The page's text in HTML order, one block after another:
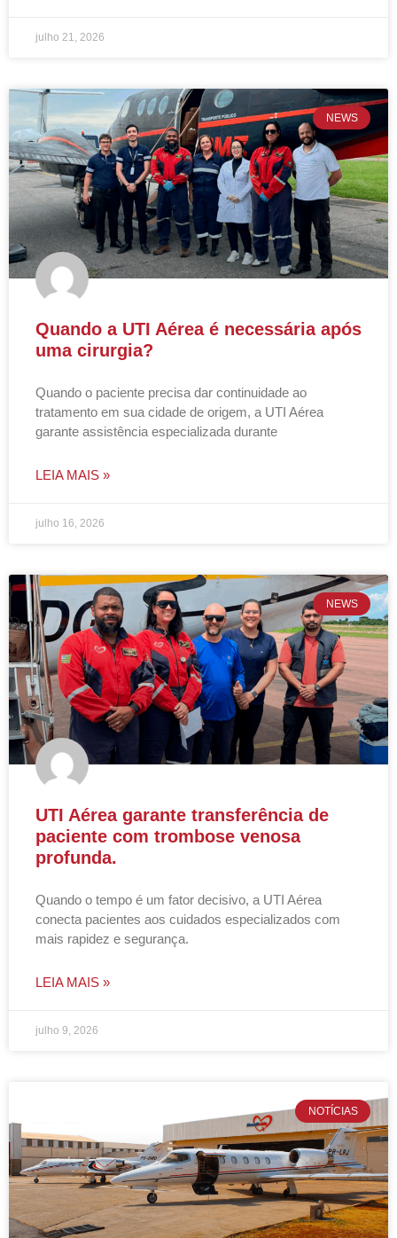
julho 21, 2026
NEWS
Quando a UTI Aérea é necessária após
uma cirurgia?
Quando o paciente precisa dar continuidade ao
tratamento em sua cidade de origem, a UTI Aérea
garante assistência especializada durante
LEIA MAIS »
julho 16, 2026
NEWS
UTI Aérea garante transferência de
paciente com trombose venosa
profunda.
Quando o tempo é um fator decisivo, a UTI Aérea
conecta pacientes aos cuidados especializados com
mais rapidez e segurança.
LEIA MAIS »
julho 9, 2026
NOTÍCIAS